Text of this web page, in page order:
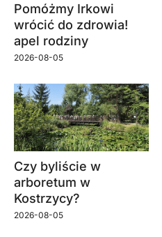
Pomóżmy Irkowi
wrócić do zdrowia!
apel rodziny
2026-08-05
Czy byliście w
arboretum w
Kostrzycy?
2026-08-05